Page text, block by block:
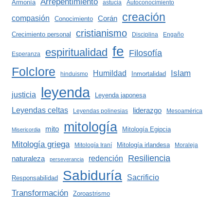
Armonía astucia Autoconocimiento
compasión Conocimiento Corán creación
Crecimiento personal cristianismo Disciplina Engaño
Esperanza espiritualidad fe Filosofía
Folclore hinduismo Humildad Inmortalidad Islam
justicia leyenda Leyenda japonesa
Leyendas celtas Leyendas polinesias liderazgo Mesoamérica
Misericordia mito mitología Mitología Egipcia
Mitología griega Mitología Iraní Mitología irlandesa Moraleja
naturaleza perseverancia redención Resiliencia
Responsabilidad Sabiduría Sacrificio
Transformación Zoroastrismo